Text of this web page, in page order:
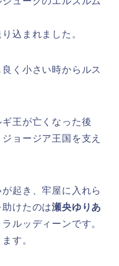
込まれました。
く小さい時からルス
王が亡くなった後
ョージア王国を支え
起き、牢屋に入れら
けたのは瀬央ゆりあ
ルッディーンです。
す。